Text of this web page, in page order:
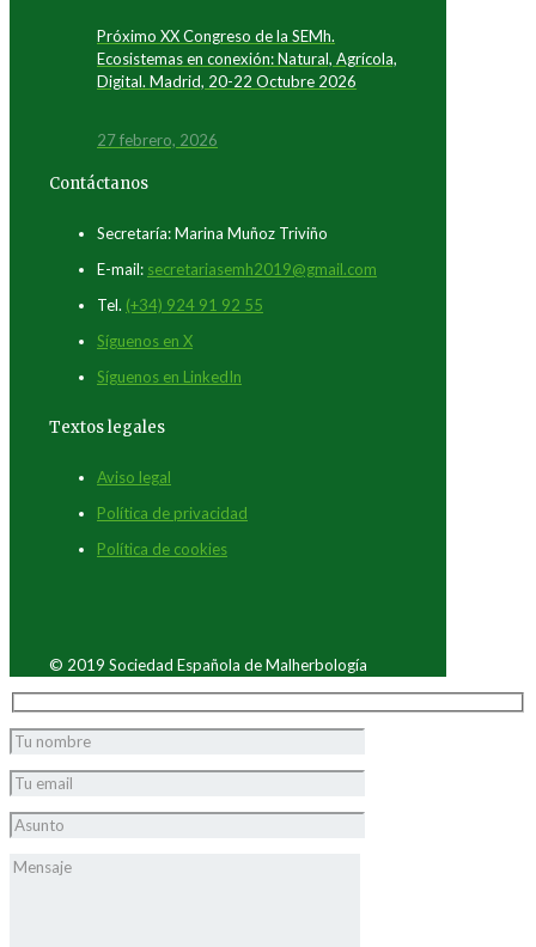
Próximo XX Congreso de la SEMh.
Ecosistemas en conexión: Natural, Agrícola,
Digital. Madrid, 20-22 Octubre 2026
27 febrero, 2026
Contáctanos
Secretaría: Marina Muñoz Triviño
E-mail: secretariasemh2019@gmail.com
Tel. (+34) 924 91 92 55
Síguenos en X
Síguenos en LinkedIn
Textos legales
Aviso legal
Política de privacidad
Política de cookies
© 2019 Sociedad Española de Malherbología